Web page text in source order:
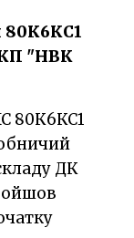
80К6КС1
КП "НВК
ДК